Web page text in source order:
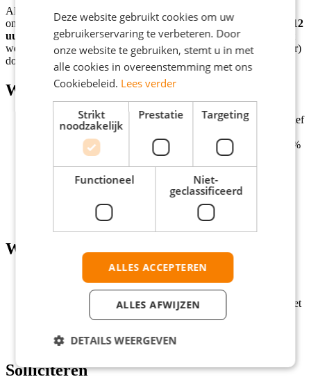
Als verkoopmedewerker bij Odido krijg je de kans om jezelf te
ontwikkelen in een inspirerende omgeving. Je bent in ieder geval
12
uur
per week op 1 doordeweekse dag, koopavond en 1 dag in het
weekend beschikbaar. Ook kun je dit werk voor een jaar (of langer)
doen.
Wat wij bieden
Goed salaris tussen € 16,87 en € 20,09 bruto per uur, inclusief
variabele bonusregeling gericht op teamprestaties;
Je krijgt onregelmatigheidstoeslagen op de zondag van 150%
en op koopavonden van 120%;
Je krijgt vakantiegeld en bouwt vakantiedagen op;
Je ontvangt reiskostenvergoeding van 0,23 cent per km tot
Je volgt een intern opleidingstraject voor
doorgroeimogelijkheden.
Wat wij vragen
Minimaal mbo4 werk- en denkniveau;
Je bent 18 jaar of ouder;
Je bent 1 dag doordeweeks, op de koopavond en 1 dag in het
weekend beschikbaar;
Je bent enthousiast en servicegericht.
Solliciteren
Deze website gebruikt cookies om uw
gebruikerservaring te verbeteren. Door
onze website te gebruiken, stemt u in met
alle cookies in overeenstemming met ons
Cookiebeleid. Lees verder
Strikt
noodzakelijk
Prestatie Targeting
Functioneel
Niet-
geclassificeerd
ALLES ACCEPTEREN
ALLES AFWIJZEN
DETAILS WEERGEVEN